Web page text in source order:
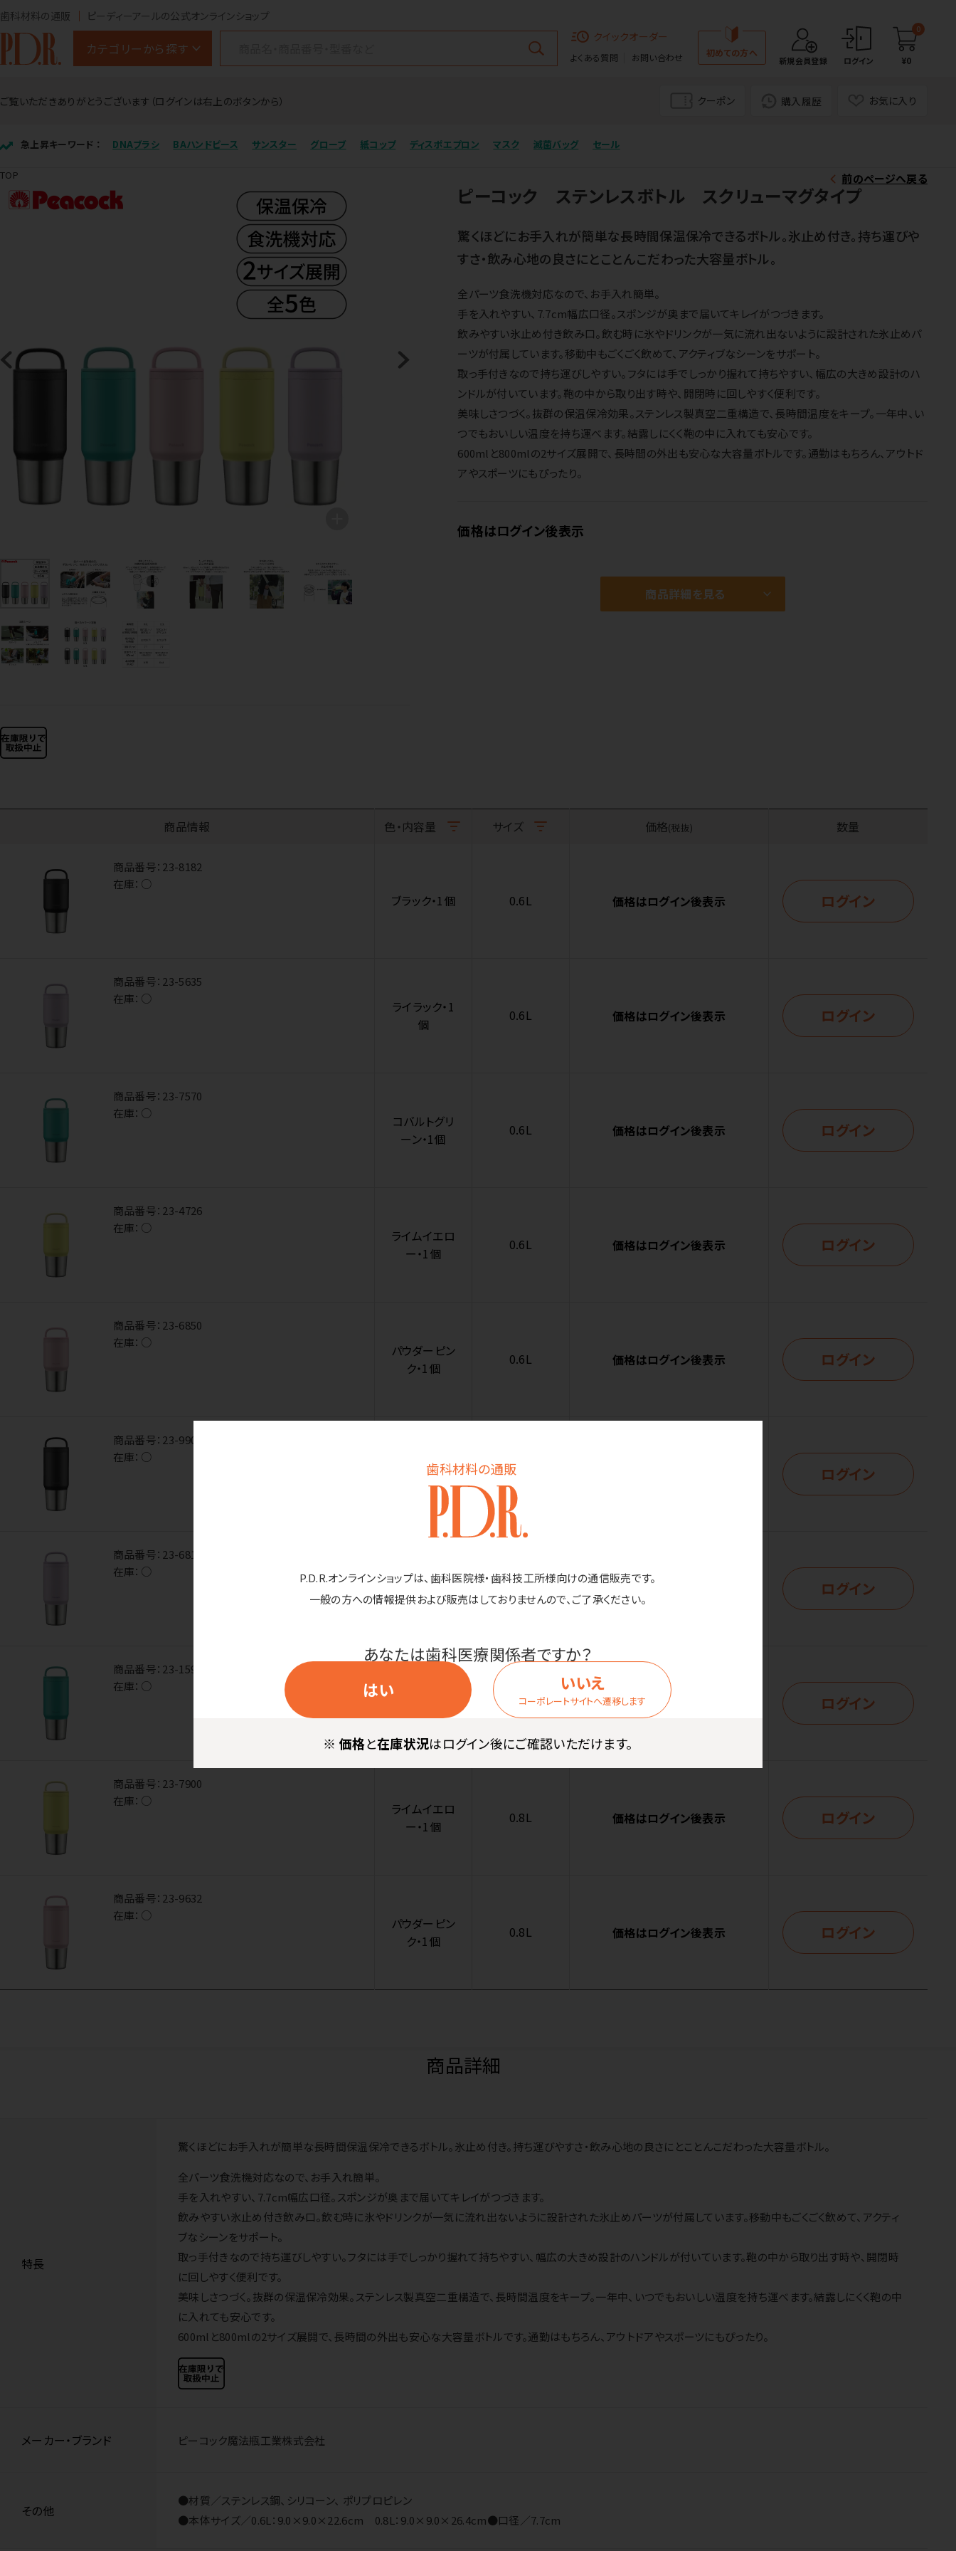
歯科材料の通販
P.D.R.オンラインショップは、歯科医院様・歯科技工所様向けの通信販売です。
一般の方への情報提供および販売はしておりませんので、ご了承ください。
あなたは歯科医療関係者ですか？
はい
いいえ
コーポレートサイトへ遷移します
※ 価格と在庫状況はログイン後にご確認いただけます。
歯科材料の通販 ピーディーアールの公式オンラインショップ
カテゴリーから探す
クイックオーダー
よくある質問 お問い合わせ 初めての方へ
新規会員登録 ログイン
0
¥0
ご覧いただきありがとうございます（ログインは右上のボタンから） クーポン 購入履歴 お気に入り
急上昇キーワード ： DNAブラシ BAハンドピース サンスター グローブ 紙コップ ディスポエプロン マスク 滅菌バッグ セール
TOP 前のページへ戻る
ピーコック ステンレスボトル スクリューマグタイプ
驚くほどにお手入れが簡単な長時間保温保冷できるボトル。氷止め付き。持ち運びや
すさ・飲み心地の良さにとことんこだわった大容量ボトル。
全パーツ食洗機対応なので、お手入れ簡単。
手を入れやすい、7.7cm幅広口径。スポンジが奥まで届いてキレイがつづきます。
飲みやすい氷止め付き飲み口。飲む時に氷やドリンクが一気に流れ出ないように設計された氷止めパ
ーツが付属しています。移動中もごくごく飲めて、アクティブなシーンをサポート。
取っ手付きなので持ち運びしやすい。フタには手でしっかり握れて持ちやすい、幅広の大きめ設計のハ
ンドルが付いています。鞄の中から取り出す時や、開閉時に回しやすく便利です。
美味しさつづく。抜群の保温保冷効果。ステンレス製真空二重構造で、長時間温度をキープ。一年中、い
つでもおいしい温度を持ち運べます。結露しにくく鞄の中に入れても安心です。
600mlと800mlの2サイズ展開で、長時間の外出も安心な大容量ボトルです。通勤はもちろん、アウトド
アやスポーツにもぴったり。
価格はログイン後表示
商品詳細を見る
商品情報 色・内容量 サイズ 価格(税抜) 数量
商品番号： 23-8182
在庫： ○
ブラック・1個 0.6L 価格はログイン後表示 ログイン
商品番号： 23-5635
在庫： ○
ライラック・1
個
0.6L 価格はログイン後表示 ログイン
商品番号： 23-7570
在庫： ○
コバルトグリ
ーン・1個
0.6L 価格はログイン後表示 ログイン
商品番号： 23-4726
在庫： ○
ライムイエロ
ー・1個
0.6L 価格はログイン後表示 ログイン
商品番号： 23-6850
在庫： ○
パウダーピン
ク・1個
0.6L 価格はログイン後表示 ログイン
商品番号： 23-9906
在庫： ○
ブラック・1個 0.8L ログイン
商品番号： 23-6815
在庫： ○
ライラック・1
個
0.8L 価格はログイン後表示 ログイン
商品番号： 23-1590
在庫： ○
コバルトグリ
0.8L 価格はログイン後表示 ログイン
商品番号： 23-7900
在庫： ○
ライムイエロ
ー・1個
0.8L 価格はログイン後表示 ログイン
商品番号： 23-9632
在庫： ○
パウダーピン
ク・1個
0.8L 価格はログイン後表示 ログイン
商品詳細
特長
驚くほどにお手入れが簡単な長時間保温保冷できるボトル。氷止め付き。持ち運びやすさ・飲み心地の良さにとことんこだわった大容量ボトル。
全パーツ食洗機対応なので、お手入れ簡単。
手を入れやすい、7.7cm幅広口径。スポンジが奥まで届いてキレイがつづきます。
飲みやすい氷止め付き飲み口。飲む時に氷やドリンクが一気に流れ出ないように設計された氷止めパーツが付属しています。移動中もごくごく飲めて、アクティ
ブなシーンをサポート。
取っ手付きなので持ち運びしやすい。フタには手でしっかり握れて持ちやすい、幅広の大きめ設計のハンドルが付いています。鞄の中から取り出す時や、開閉時
に回しやすく便利です。
美味しさつづく。抜群の保温保冷効果。ステンレス製真空二重構造で、長時間温度をキープ。一年中、いつでもおいしい温度を持ち運べます。結露しにくく鞄の中
に入れても安心です。
600mlと800mlの2サイズ展開で、長時間の外出も安心な大容量ボトルです。通勤はもちろん、アウトドアやスポーツにもぴったり。
メーカー・ブランド ピーコック魔法瓶工業株式会社
その他
●材質／ステンレス鋼、シリコーン、 ポリプロピレン
●本体サイズ／0.6L：9.0×9.0×22.6cm 0.8L：9.0×9.0×26.4cm●口径／7.7cm